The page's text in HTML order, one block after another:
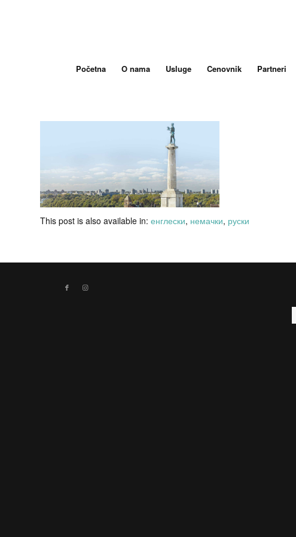
Početna O nama Usluge Cenovnik Partneri
This post is also available in: енглески немачки руски